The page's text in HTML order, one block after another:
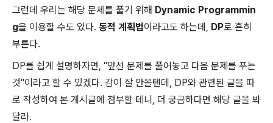
그런데 우리는 해당 문제를 풀기 위해 Dynamic Programmin
g을 이용할 수도 있다. 동적 계획법이라고도 하는데, DP로 흔히
부른다.
DP를 쉽게 설명하자면, "앞선 문제를 풀어놓고 다음 문제를 푸는
것"이라고 할 수 있겠다. 감이 잘 안올텐데, DP와 관련된 글을 따
로 작성하여 본 게시글에 첨부할 테니, 더 궁금하다면 해당 글을 봐
달라.